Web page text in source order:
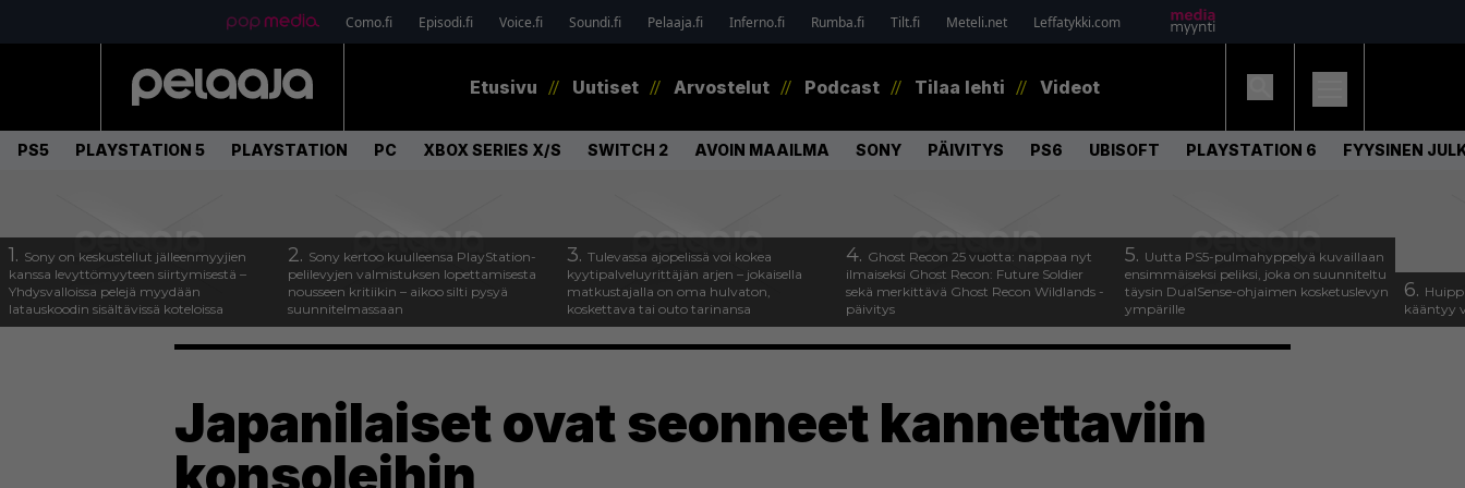
Como.fi Episodi.fi Voice.fi Soundi.fi Pelaaja.fi Inferno.fi Rumba.fi Tilt.fi Meteli.net Leffatykki.com
Etusivu Uutiset Arvostelut Podcast Tilaa lehti Videot
PS5 PLAYSTATION 5 PLAYSTATION PC XBOX SERIES X/S SWITCH 2 AVOIN MAAILMA SONY PÄIVITYS PS6 UBISOFT PLAYSTATION 6 FYYSINEN
1. Sony on keskustellut jälleenmyyjien
kanssa levyttömyyteen siirtymisestä –
Yhdysvalloissa pelejä myydään
latauskoodin sisältävissä koteloissa
2. Sony kertoo kuulleensa PlayStation-
pelilevyjen valmistuksen lopettamisesta
nousseen kritiikin – aikoo silti pysyä
suunnitelmassaan
3. Tulevassa ajopelissä voi kokea
kyytipalveluyrittäjän arjen – jokaisella
matkustajalla on oma hulvaton,
koskettava tai outo tarinansa
4. Ghost Recon 25 vuotta: nappaa nyt
ilmaiseksi Ghost Recon: Future Soldier
sekä merkittävä Ghost Recon Wildlands -
päivitys
5. Uutta PS5-pulmahyppelyä kuvaillaan
ensimmäiseksi peliksi, joka on suunniteltu
täysin DualSense-ohjaimen kosketuslevyn
ympärille
6.
kääntyy
Japanilaiset ovat seonneet kannettaviin